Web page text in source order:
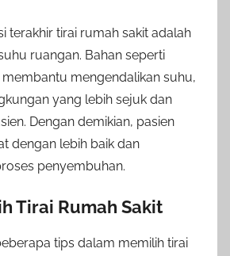
terakhir tirai rumah sakit adalah
ruangan. Bahan seperti
mengendalikan suhu,
yang lebih sejuk dan
Dengan demikian, pasien
dengan lebih baik dan
penyembuhan.
Tirai Rumah Sakit
tips dalam memilih tirai